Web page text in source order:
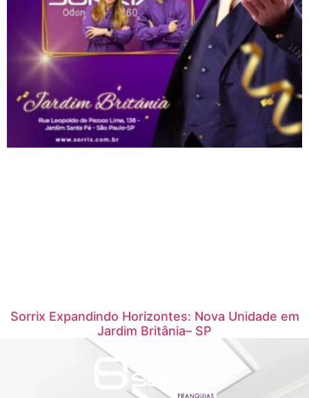
Sorrix Expandindo Horizontes: Nova Unidade em
Jardim Britânia– SP